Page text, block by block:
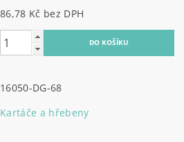
86,78 Kč bez DPH
16050-DG-68
Kartáče a hřebeny